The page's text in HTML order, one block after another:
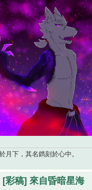
月下，其名鐫刻於心中。
[彩稿] 來自昏暗星海